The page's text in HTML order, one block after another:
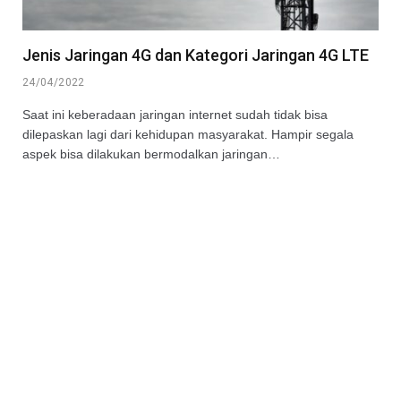
Jenis Jaringan 4G dan Kategori Jaringan 4G LTE
24/04/2022
Saat ini keberadaan jaringan internet sudah tidak bisa
dilepaskan lagi dari kehidupan masyarakat. Hampir segala
aspek bisa dilakukan bermodalkan jaringan…